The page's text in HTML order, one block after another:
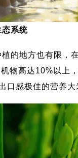
态系统
地方也有限，在
物高达10%以上
口感极佳的营养大